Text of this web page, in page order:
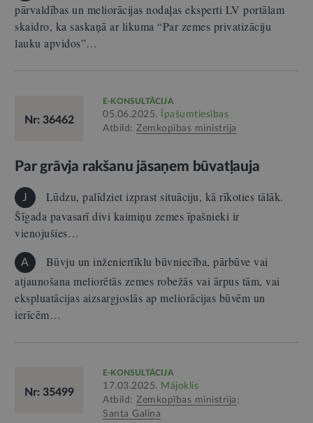
pārvaldības un meliorācijas nodaļas eksperti LV portālam
skaidro, ka saskaņā ar likuma “Par zemes privatizāciju
lauku apvidos”…
Nr: 36462
E-KONSULTĀCIJA
05.06.2025.
Īpašumtiesības
Atbild: Zemkopības ministrija
Par grāvja rakšanu jāsaņem būvatļauja
J
Lūdzu, palīdziet izprast situāciju, kā rīkoties tālāk.
Šīgada pavasarī divi kaimiņu zemes īpašnieki ir
vienojušies…
A
Būvju un inženiertīklu būvniecība, pārbūve vai
atjaunošana meliorētās zemes robežās vai ārpus tām, vai
ekspluatācijas aizsargjoslās ap meliorācijas būvēm un
ierīcēm…
Nr: 35499
E-KONSULTĀCIJA
17.03.2025. Mājoklis
Atbild: Zemkopības ministrija ;
Santa Galiņa